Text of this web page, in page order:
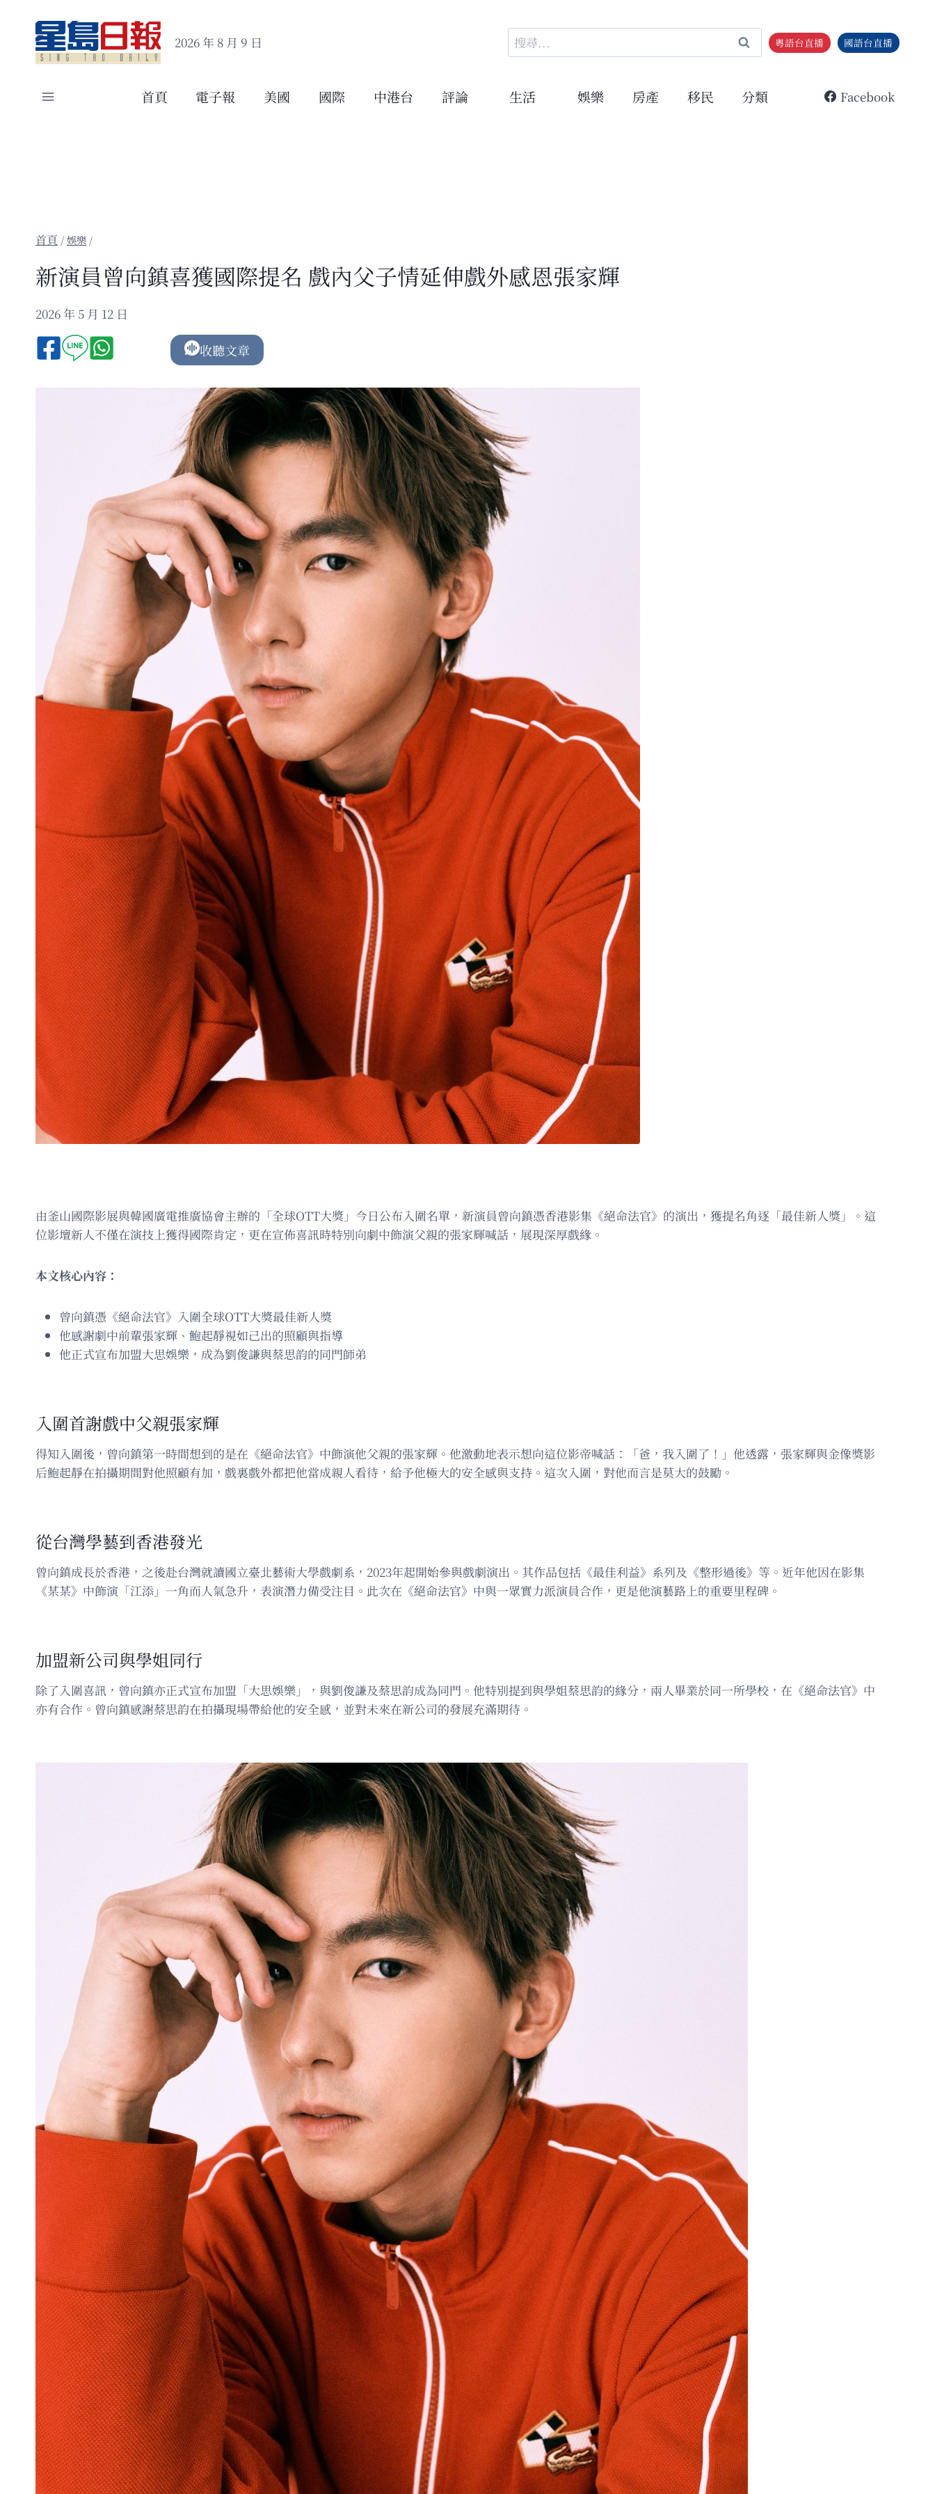
content
2026 年 8 月 9 日
搜
尋
鍵
粵語台直播 國語台直播
首頁 電子報 美國 國際 中港台 評論 生活 娛樂 房產 移民 分類 Facebook
/娛樂 /
新演員曾向鎮喜獲國際提名 戲內父子情延伸戲外感恩張家輝
2026 年 5 月 12 日
收聽文章
由釜山國際影展與韓國廣電推廣協會主辦的「全球OTT大獎」今日公布入圍名單，新演員曾向鎮憑香港影集《絕命法官》的演出，獲提名角逐「最佳新人獎」。這
位影壇新人不僅在演技上獲得國際肯定，更在宣佈喜訊時特別向劇中飾演父親的張家輝喊話，展現深厚戲緣。
本文核心內容：
曾向鎮憑《絕命法官》入圍全球OTT大獎最佳新人獎
他感謝劇中前輩張家輝、鮑起靜視如己出的照顧與指導
他正式宣布加盟大思娛樂，成為劉俊謙與蔡思韵的同門師弟
入圍首謝戲中父親張家輝
得知入圍後，曾向鎮第一時間想到的是在《絕命法官》中飾演他父親的張家輝。他激動地表示想向這位影帝喊話：「爸，我入圍了！」他透露，張家輝與金像獎影
后鮑起靜在拍攝期間對他照顧有加，戲裏戲外都把他當成親人看待，給予他極大的安全感與支持。這次入圍，對他而言是莫大的鼓勵。
從台灣學藝到香港發光
曾向鎮成長於香港，之後赴台灣就讀國立臺北藝術大學戲劇系，2023年起開始參與戲劇演出。其作品包括《最佳利益》系列及《整形過後》等。近年他因在影集
《某某》中飾演「江添」一角而人氣急升，表演潛力備受注目。此次在《絕命法官》中與一眾實力派演員合作，更是他演藝路上的重要里程碑。
加盟新公司與學姐同行
除了入圍喜訊，曾向鎮亦正式宣布加盟「大思娛樂」，與劉俊謙及蔡思韵成為同門。他特別提到與學姐蔡思韵的緣分，兩人畢業於同一所學校，在《絕命法官》中
亦有合作。曾向鎮感謝蔡思韵在拍攝現場帶給他的安全感，並對未來在新公司的發展充滿期待。